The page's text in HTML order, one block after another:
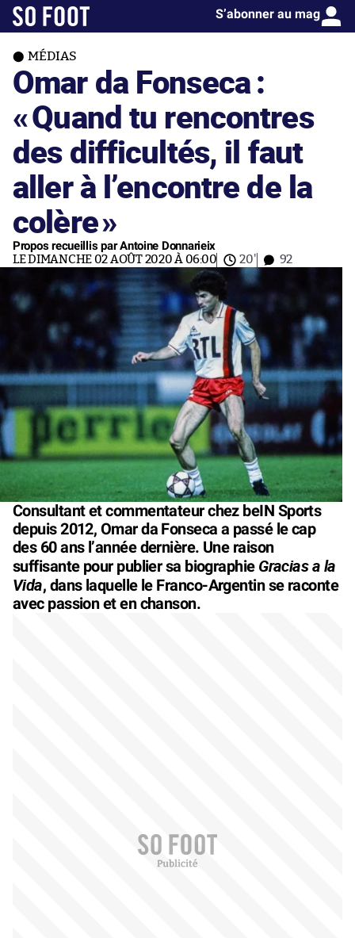
S’abonner au mag
MÉDIAS
Omar da Fonseca :
«Quand tu rencontres
des difficultés, il faut
aller à l’encontre de la
colère»
Propos recueillis par Antoine Donnarieix
LE DIMANCHE 02 AOÛT 2020 À 06:00 20' 92
Consultant et commentateur chez beIN Sports
depuis 2012, Omar da Fonseca a passé le cap
des 60 ans l’année dernière. Une raison
suffisante pour publier sa biographie Gracias a la
Vida, dans laquelle le Franco-Argentin se raconte
avec passion et en chanson.